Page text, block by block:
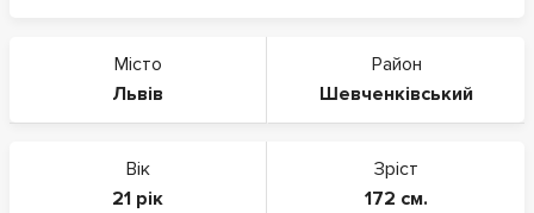
Місто
Львів
Район
Шевченківський
Вік
21 рік
Зріст
172 см.